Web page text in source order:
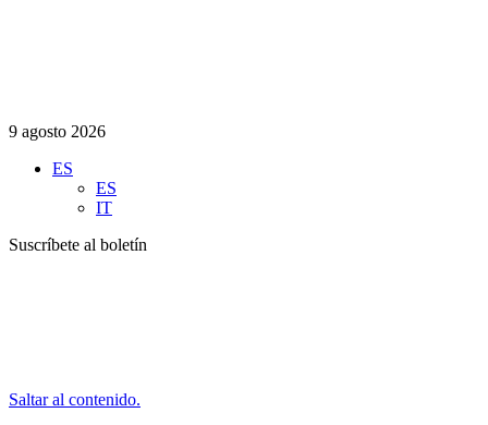
9 agosto 2026
ES
ES
IT
Suscríbete al boletín
Saltar al contenido.